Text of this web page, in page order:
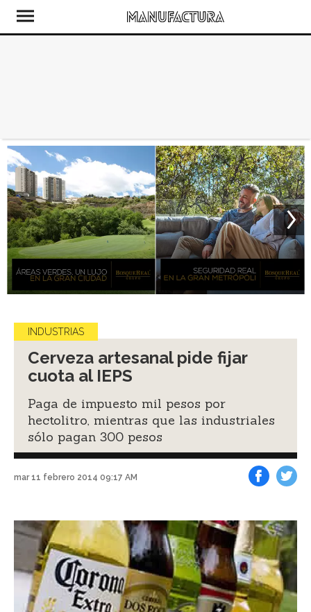
INDUSTRIAS
Cerveza artesanal pide fijar
cuota al IEPS
Paga de impuesto mil pesos por
hectolitro, mientras que las industriales
sólo pagan 300 pesos
mar 11 febrero 2014 09:17 AM